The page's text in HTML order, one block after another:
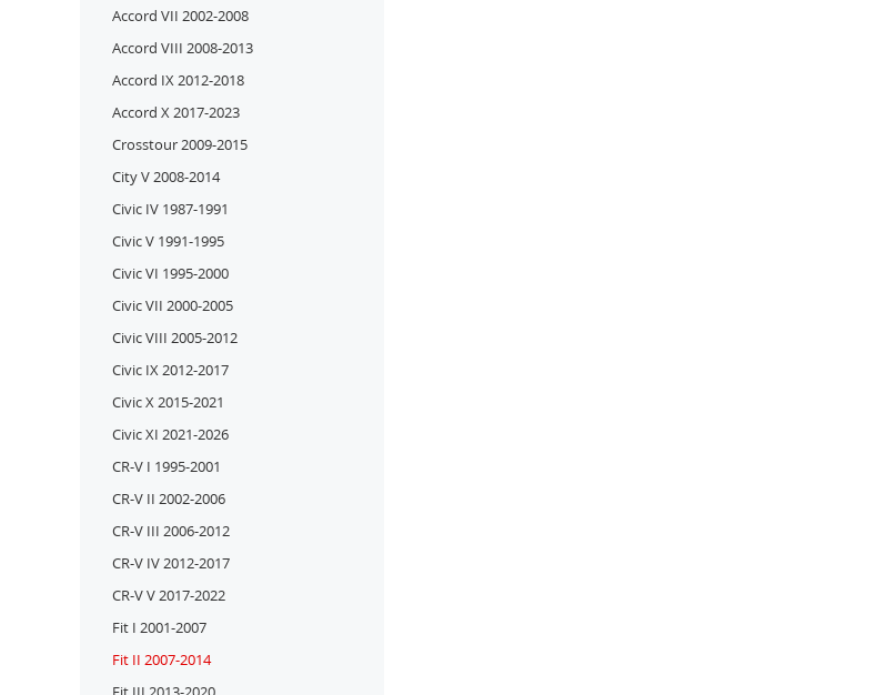
Accord VII 2002-2008
Accord VIII 2008-2013
Accord IX 2012-2018
Accord X 2017-2023
Crosstour 2009-2015
City V 2008-2014
Civic IV 1987-1991
Civic V 1991-1995
Civic VI 1995-2000
Civic VII 2000-2005
Civic VIII 2005-2012
Civic IX 2012-2017
Civic X 2015-2021
Civic XI 2021-2026
CR-V I 1995-2001
CR-V II 2002-2006
CR-V III 2006-2012
CR-V IV 2012-2017
СR-V V 2017-2022
Fit I 2001-2007
Fit II 2007-2014